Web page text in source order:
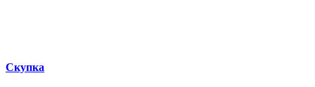
Скупка